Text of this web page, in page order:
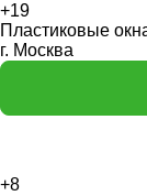
+19
Пластиковые
г. Москва
+8